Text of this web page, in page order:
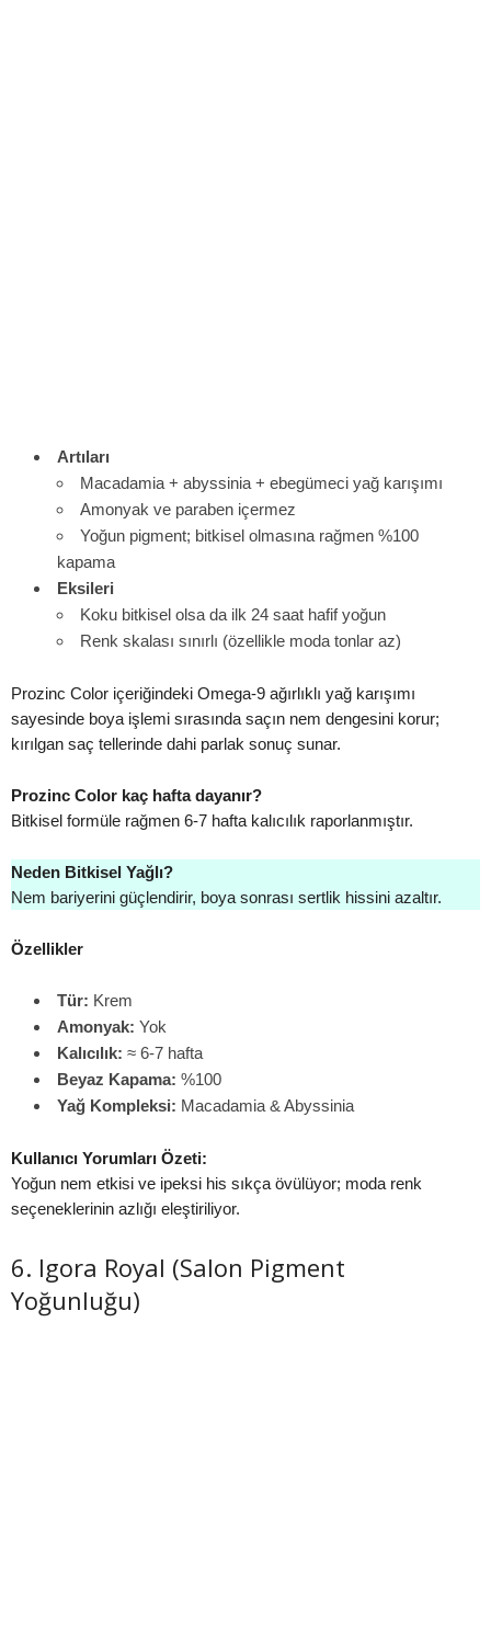
Artıları
Macadamia + abyssinia + ebegümeci yağ karışımı
Amonyak ve paraben içermez
Yoğun pigment; bitkisel olmasına rağmen %100
kapama
Eksileri
Koku bitkisel olsa da ilk 24 saat hafif yoğun
Renk skalası sınırlı (özellikle moda tonlar az)
Prozinc Color içeriğindeki Omega-9 ağırlıklı yağ karışımı
sayesinde boya işlemi sırasında saçın nem dengesini korur;
kırılgan saç tellerinde dahi parlak sonuç sunar.
Prozinc Color kaç hafta dayanır?
Bitkisel formüle rağmen 6-7 hafta kalıcılık raporlanmıştır.
Neden Bitkisel Yağlı?
Nem bariyerini güçlendirir, boya sonrası sertlik hissini azaltır.
Özellikler
Tür: Krem
Amonyak: Yok
Kalıcılık: ≈ 6-7 hafta
Beyaz Kapama: %100
Yağ Kompleksi: Macadamia & Abyssinia
Kullanıcı Yorumları Özeti:
Yoğun nem etkisi ve ipeksi his sıkça övülüyor; moda renk
seçeneklerinin azlığı eleştiriliyor.
6. Igora Royal (Salon Pigment
Yoğunluğu)